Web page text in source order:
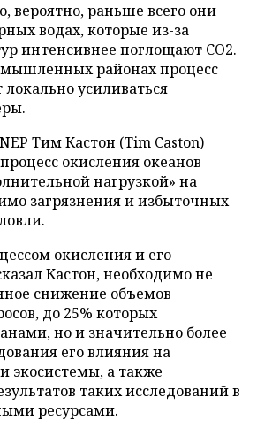
вероятно, раньше всего они
водах, которые из-за
интенсивнее поглощают CO2.
районах процесс
усиливаться
Тим Кастон (Tim Caston)
окисления океанов
нагрузкой» на
загрязнения и избыточных
окисления и его
Кастон, необходимо не
снижение объемов
до 25% которых
но и значительно более
его влияния на
экосистемы, а также
таких исследований в
ресурсами.